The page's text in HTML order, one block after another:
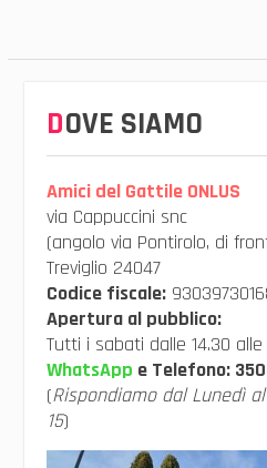
DOVE SIAMO
Amici del Gattile ONLUS
via Cappuccini snc
(angolo via Pontirolo, di
Treviglio 24047
Codice fiscale:
Apertura al pubblico:
Tutti i sabati dalle 14.30 alle
WhatsApp e Telefono:
(Rispondiamo dal Lunedì
15)